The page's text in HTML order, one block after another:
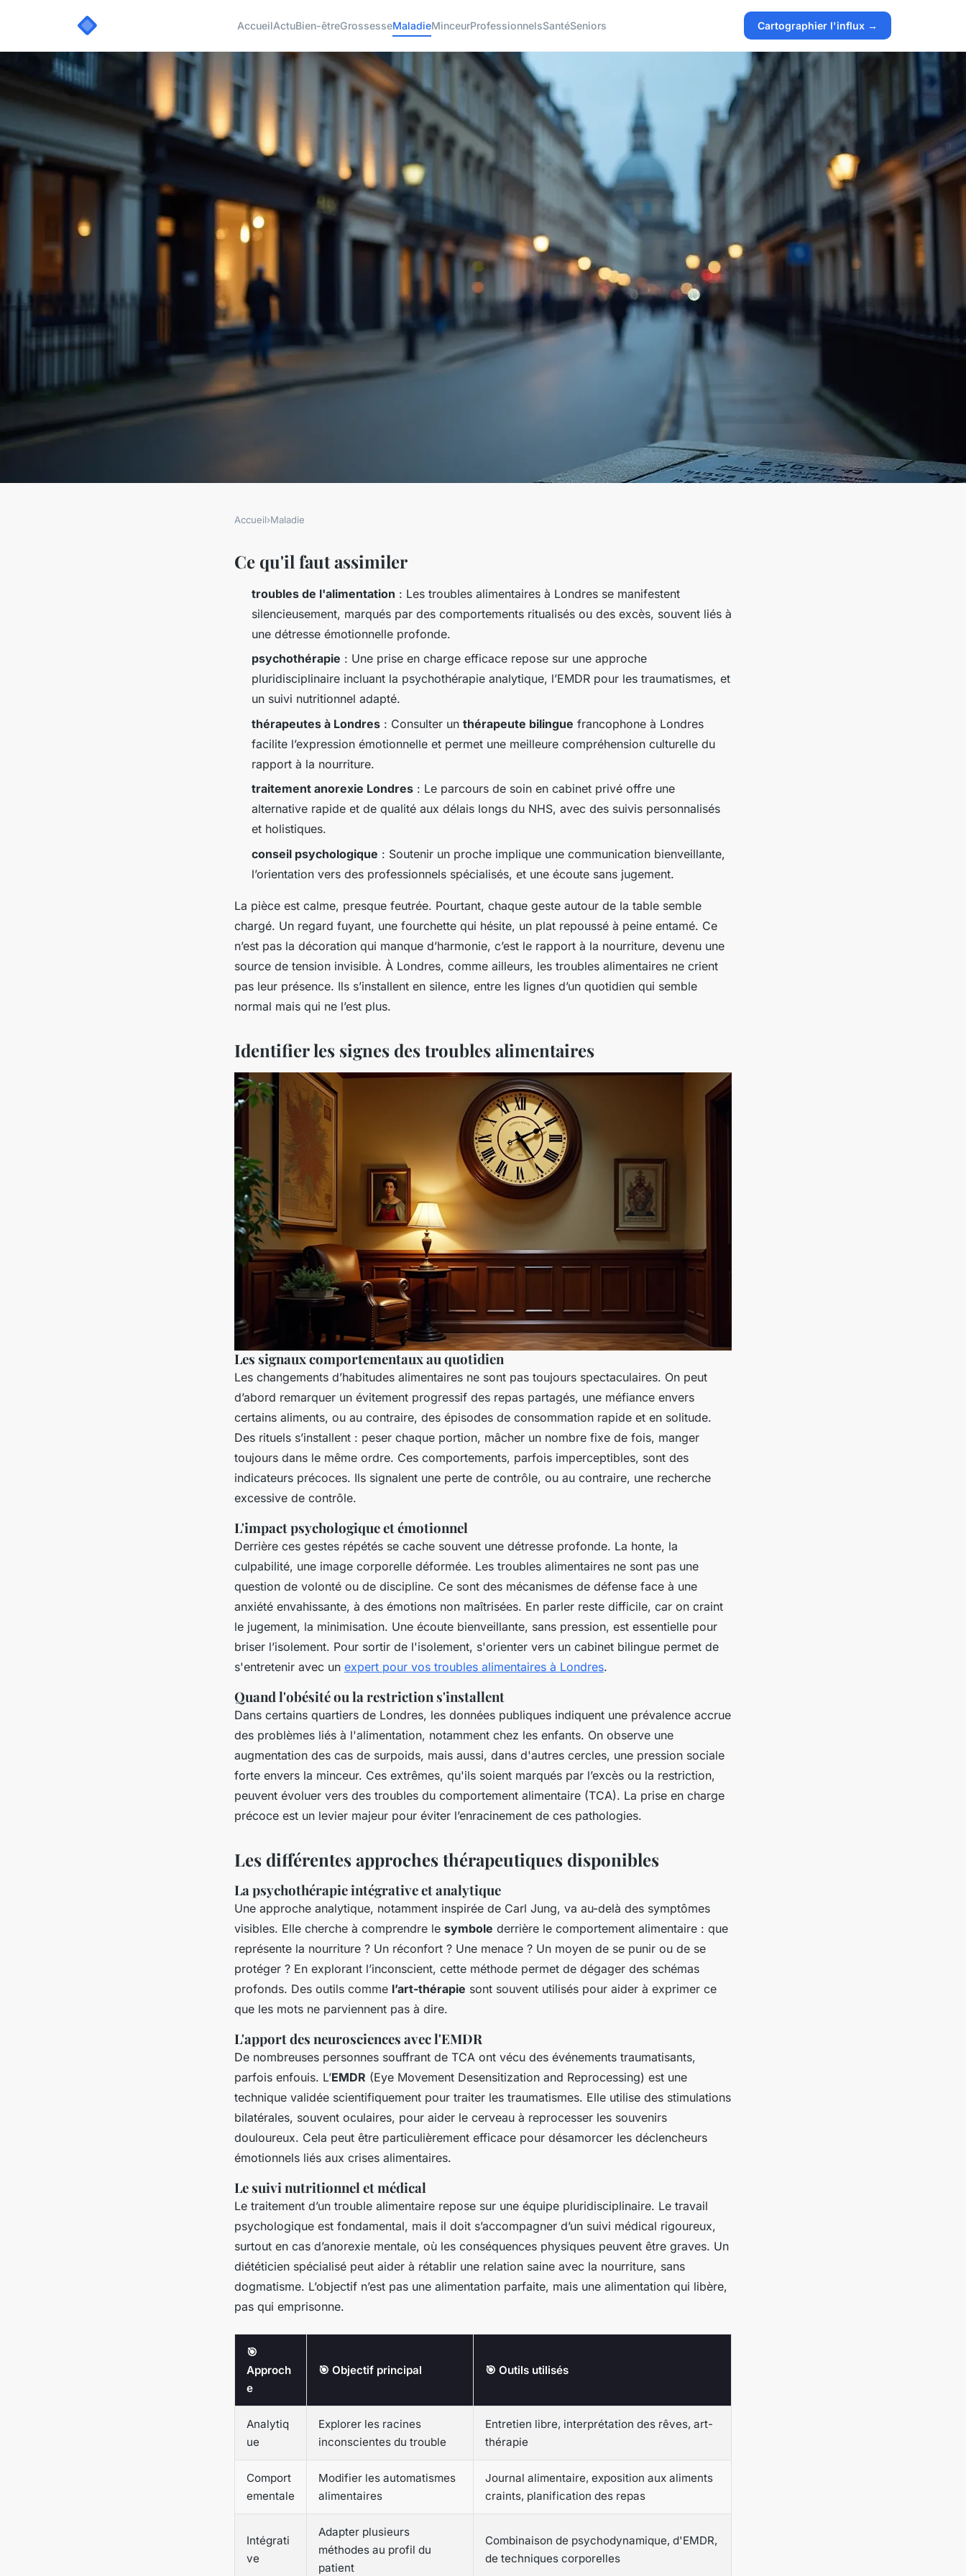
AccueilActuBien-êtreGrossesseMaladieMinceurProfessionnelsSantéSeniors Cartographier l'influx →
Troubles alimentaires : consulter un
spécialiste à Londres
Accueil›Maladie
Ce qu'il faut assimiler
troubles de l'alimentation : Les troubles alimentaires à Londres se manifestent
silencieusement, marqués par des comportements ritualisés ou des excès, souvent liés à
une détresse émotionnelle profonde.
psychothérapie : Une prise en charge efficace repose sur une approche
pluridisciplinaire incluant la psychothérapie analytique, l’EMDR pour les traumatismes, et
un suivi nutritionnel adapté.
thérapeutes à Londres : Consulter un thérapeute bilingue francophone à Londres
facilite l’expression émotionnelle et permet une meilleure compréhension culturelle du
rapport à la nourriture.
traitement anorexie Londres : Le parcours de soin en cabinet privé offre une
alternative rapide et de qualité aux délais longs du NHS, avec des suivis personnalisés
et holistiques.
conseil psychologique : Soutenir un proche implique une communication bienveillante,
l’orientation vers des professionnels spécialisés, et une écoute sans jugement.
La pièce est calme, presque feutrée. Pourtant, chaque geste autour de la table semble
chargé. Un regard fuyant, une fourchette qui hésite, un plat repoussé à peine entamé. Ce
n’est pas la décoration qui manque d’harmonie, c’est le rapport à la nourriture, devenu une
source de tension invisible. À Londres, comme ailleurs, les troubles alimentaires ne crient
pas leur présence. Ils s’installent en silence, entre les lignes d’un quotidien qui semble
normal mais qui ne l’est plus.
Identifier les signes des troubles alimentaires
Les signaux comportementaux au quotidien
Les changements d’habitudes alimentaires ne sont pas toujours spectaculaires. On peut
d’abord remarquer un évitement progressif des repas partagés, une méfiance envers
certains aliments, ou au contraire, des épisodes de consommation rapide et en solitude.
Des rituels s’installent : peser chaque portion, mâcher un nombre fixe de fois, manger
toujours dans le même ordre. Ces comportements, parfois imperceptibles, sont des
indicateurs précoces. Ils signalent une perte de contrôle, ou au contraire, une recherche
excessive de contrôle.
L'impact psychologique et émotionnel
Derrière ces gestes répétés se cache souvent une détresse profonde. La honte, la
culpabilité, une image corporelle déformée. Les troubles alimentaires ne sont pas une
question de volonté ou de discipline. Ce sont des mécanismes de défense face à une
anxiété envahissante, à des émotions non maîtrisées. En parler reste difficile, car on craint
le jugement, la minimisation. Une écoute bienveillante, sans pression, est essentielle pour
briser l’isolement. Pour sortir de l'isolement, s'orienter vers un cabinet bilingue permet de
s'entretenir avec un expert pour vos troubles alimentaires à Londres.
Quand l'obésité ou la restriction s'installent
Dans certains quartiers de Londres, les données publiques indiquent une prévalence accrue
des problèmes liés à l'alimentation, notamment chez les enfants. On observe une
augmentation des cas de surpoids, mais aussi, dans d'autres cercles, une pression sociale
forte envers la minceur. Ces extrêmes, qu'ils soient marqués par l’excès ou la restriction,
peuvent évoluer vers des troubles du comportement alimentaire (TCA). La prise en charge
précoce est un levier majeur pour éviter l’enracinement de ces pathologies.
Les différentes approches thérapeutiques disponibles
La psychothérapie intégrative et analytique
Une approche analytique, notamment inspirée de Carl Jung, va au-delà des symptômes
visibles. Elle cherche à comprendre le symbole derrière le comportement alimentaire : que
représente la nourriture ? Un réconfort ? Une menace ? Un moyen de se punir ou de se
protéger ? En explorant l’inconscient, cette méthode permet de dégager des schémas
profonds. Des outils comme l’art-thérapie sont souvent utilisés pour aider à exprimer ce
que les mots ne parviennent pas à dire.
L'apport des neurosciences avec l'EMDR
De nombreuses personnes souffrant de TCA ont vécu des événements traumatisants,
parfois enfouis. L’EMDR (Eye Movement Desensitization and Reprocessing) est une
technique validée scientifiquement pour traiter les traumatismes. Elle utilise des stimulations
bilatérales, souvent oculaires, pour aider le cerveau à reprocesser les souvenirs
douloureux. Cela peut être particulièrement efficace pour désamorcer les déclencheurs
émotionnels liés aux crises alimentaires.
Le suivi nutritionnel et médical
Le traitement d’un trouble alimentaire repose sur une équipe pluridisciplinaire. Le travail
psychologique est fondamental, mais il doit s’accompagner d’un suivi médical rigoureux,
surtout en cas d’anorexie mentale, où les conséquences physiques peuvent être graves. Un
diététicien spécialisé peut aider à rétablir une relation saine avec la nourriture, sans
dogmatisme. L’objectif n’est pas une alimentation parfaite, mais une alimentation qui libère,
pas qui emprisonne.
🎯
Approch
e
🎯 Objectif principal 🎯 Outils utilisés
Analytiq
ue
Explorer les racines
inconscientes du trouble
Entretien libre, interprétation des rêves, art-
thérapie
Comport
ementale
Modifier les automatismes
alimentaires
Journal alimentaire, exposition aux aliments
craints, planification des repas
Intégrati
ve
Adapter plusieurs
méthodes au profil du
patient
Combinaison de psychodynamique, d'EMDR,
de techniques corporelles